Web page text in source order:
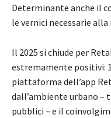
Determinante anche il
le vernici necessarie
Il 2025 si chiude per
estremamente positivi:
piattaforma dell’app
dall’ambiente urbano –
pubblici – e il